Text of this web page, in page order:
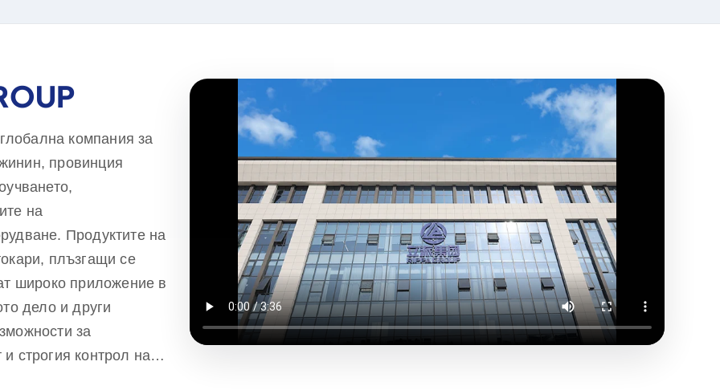
компания за
провинция
на
Продуктите на
плъзгащи се
широко приложение в
дело и други
за
строгия контрол на